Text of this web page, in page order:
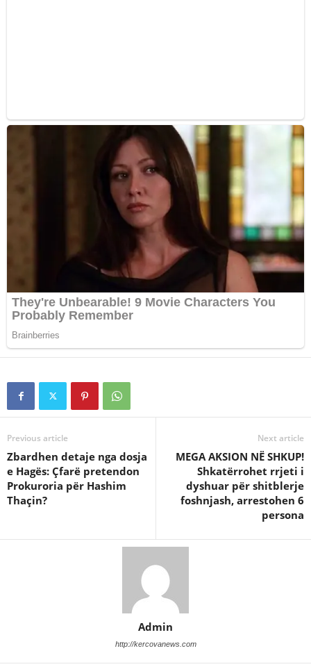
Previous article
Zbardhen detaje nga dosja
e Hagës: Çfarë pretendon
Prokuroria për Hashim
Thaçin?
Next article
MEGA AKSION NË SHKUP!
Shkatërrohet rrjeti i
dyshuar për shitblerje
foshnjash, arrestohen 6
persona
Admin
http://kercovanews.com